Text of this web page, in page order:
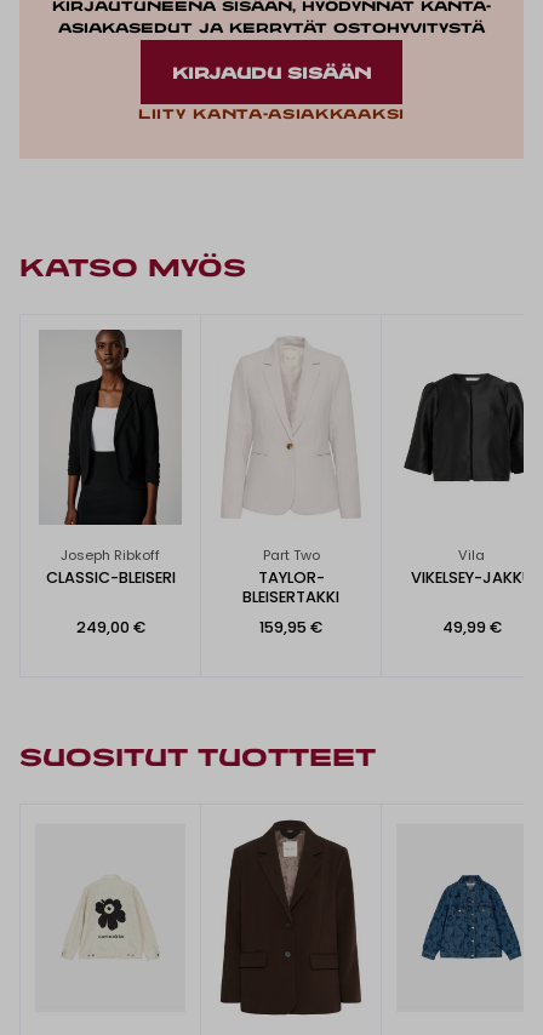
Kirjautuneena sisään, hyödynnät kanta-
asiakasedut ja kerrytät ostohyvitystä
KIRJAUDU SISÄÄN
Liity kanta-asiakkaaksi
KATSO MYÖS
Joseph Ribkoff
CLASSIC-BLEISERI
249,00 €
Part Two
TAYLOR-
BLEISERTAKKI
159,95 €
Vila
VIKELSEY-JAKKU
49,99 €
SUOSITUT TUOTTEET